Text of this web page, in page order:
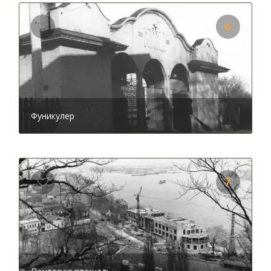
удовольствие обрушится на ваше сознание вместе с
потрясающими панорамными видами.
После того, как аудио гид раскроет вам тайны из
истории этого места, вас ждет поездка на самом
экзотическом транспорте столицы –фуникулере
Появился он еще в 1905 году. Главная функция,
возложенная на данный вид транспорта – самый
короткий путь, соединяющий Верхний город и Подол.
Сегодня каждый желающий может совершить такую
увлекательную прогулку, тем более что в конце пути
площадь, где располагается нижняя станция. Из аудио
рассказа вы узнаете все подробности появления
фуникулера. Немногие столицы могут похвастаться
таким «экзотическим» общественным транспортом. И
даже несмотря на то, что сейчас есть уйма разных
способов оптимизировать путь от одной локации к
другой, фуникулер все-таки пользуется спросом, и
людей там всегда много.
На Почтовой площади вас ждет масса увлекательных
Фуникулер
6
7